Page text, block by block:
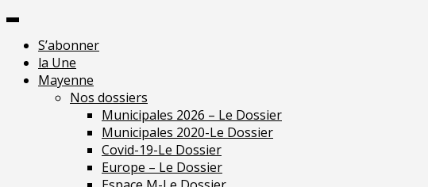
Skip
contentS’abonner
la Une
Mayenne
Nos dossiers
Municipales 2026 – Le Dossier
Municipales 2020-Le Dossier
Covid-19-Le Dossier
Europe – Le Dossier